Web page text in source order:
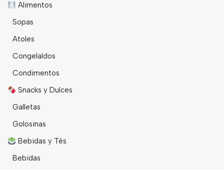
Alimentos
Sopas
Atoles
Congelaldos
Condimentos
Snacks y Dulces
Galletas
Golosinas
Bebidas y Tés
Bebidas